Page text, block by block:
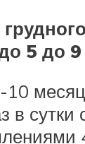
5 до
в сутки